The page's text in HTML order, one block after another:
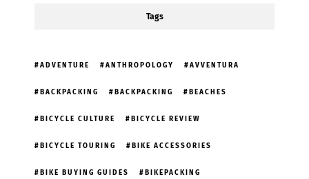
Tags
ADVENTURE ANTHROPOLOGY AVVENTURA
BACKPACKING BACKPACKING BEACHES
BICYCLE CULTURE BICYCLE REVIEW
BICYCLE TOURING BIKE ACCESSORIES
BIKE BUYING GUIDES BIKEPACKING